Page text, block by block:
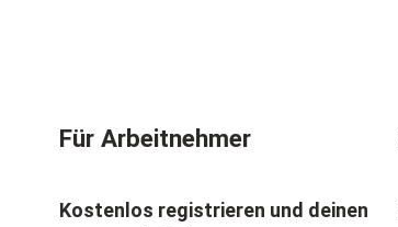
Für Arbeitnehmer
Kostenlos registrieren und deinen